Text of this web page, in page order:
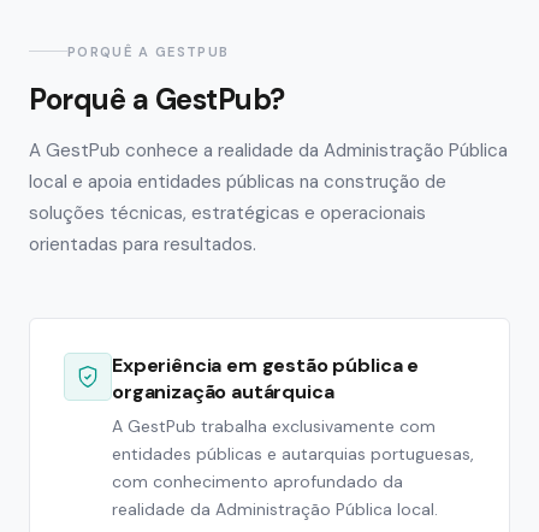
PORQUÊ A GESTPUB
Porquê a GestPub?
A GestPub conhece a realidade da Administração Pública
local e apoia entidades públicas na construção de
soluções técnicas, estratégicas e operacionais
orientadas para resultados.
Experiência em gestão pública e
organização autárquica
A GestPub trabalha exclusivamente com
entidades públicas e autarquias portuguesas,
com conhecimento aprofundado da
realidade da Administração Pública local.